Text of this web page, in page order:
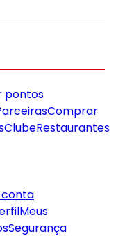
pontos
Comprar
ClubeRestaurantes
conta
Meus
Segurança